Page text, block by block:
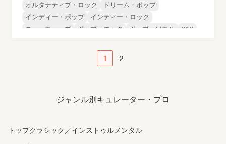
オルタナティブ・ロック
ドリーム・ポップ
インディー・ポップ
インディー・ロック
ニューウェーブ
ポップ・ロック ポップ・ソウル R&B
1 2
ジャンル別キュレーター・プロ
トップクラシック／インストゥルメンタル